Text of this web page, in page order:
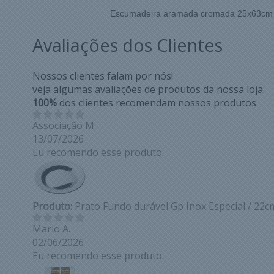
Escumadeira aramada cromada
Avaliações dos Clientes
Nossos clientes falam por nós!
veja algumas avaliações de produtos da nossa loja.
100%dos clientes recomendam nossos produtos
Associação M.
13/07/2026
Eu recomendo esse produto.
Produto: Prato Fundo durável Gp Inox Especial /
Mario A.
02/06/2026
Eu recomendo esse produto.